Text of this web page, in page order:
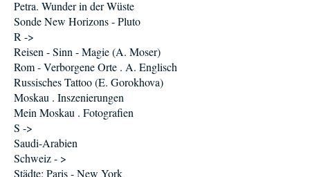
Petra. Wunder in der Wüste
Sonde New Horizons - Pluto
R ->
Reisen - Sinn - Magie (A. Moser)
Rom - Verborgene Orte . A. Englisch
Russisches Tattoo (E. Gorokhova)
Moskau . Inszenierungen
Mein Moskau . Fotografien
S ->
Saudi-Arabien
Schweiz - >
Städte: Paris - New York